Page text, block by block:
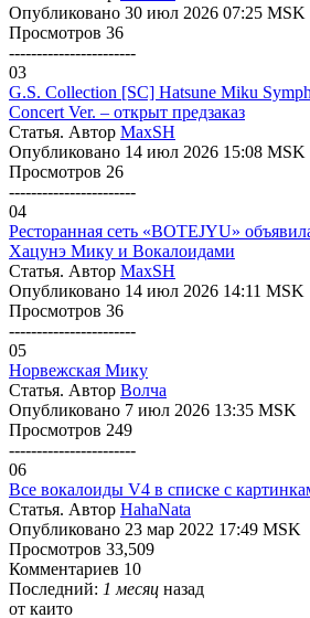
Опубликовано 30 июл 2026 07:25 MSK
Просмотров 36
-----------------------
03
G.S. Collection [SC] Hatsune Miku
Concert Ver. – открыт предзаказ
Статья. Автор MaxSH
Опубликовано 14 июл 2026 15:08 MSK
Просмотров 26
-----------------------
04
Ресторанная сеть «BOTEJYU»
Хацунэ Мику и Вокалоидами
Статья. Автор MaxSH
Опубликовано 14 июл 2026 14:11 MSK
Просмотров 36
-----------------------
05
Норвежская Мику
Статья. Автор Волчa
Опубликовано 7 июл 2026 13:35 MSK
Просмотров 249
-----------------------
06
Все вокалоиды V4 в списке с
Статья. Автор HahaNata
Опубликовано 23 мар 2022 17:49 MSK
Просмотров 33,509
Комментариев 10
Последний: 1 месяц назад
от каито